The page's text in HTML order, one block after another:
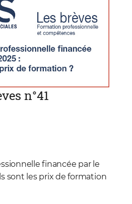
n°41
financée par le
sont les prix de formation